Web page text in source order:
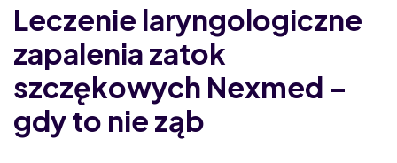
Leczenie laryngologiczne
zapalenia zatok
szczękowych Nexmed –
gdy to nie ząb